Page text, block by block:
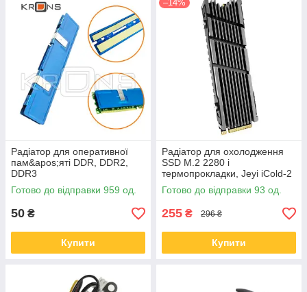
Радіатор для оперативної
пам&apos;яті DDR, DDR2,
DDR3
Готово до відправки 959 од.
50 ₴
Купити
–14%
Радіатор для охолодження
SSD M.2 2280 і
термопрокладки, Jeyi iCold-2
Готово до відправки 93 од.
255 ₴ 296 ₴
Купити